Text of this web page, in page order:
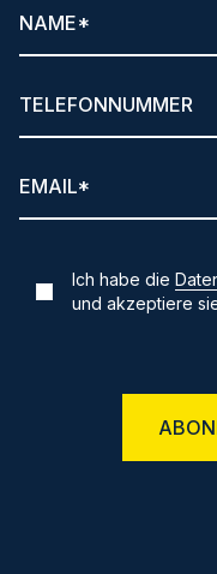
Ich habe die
und akzeptiere